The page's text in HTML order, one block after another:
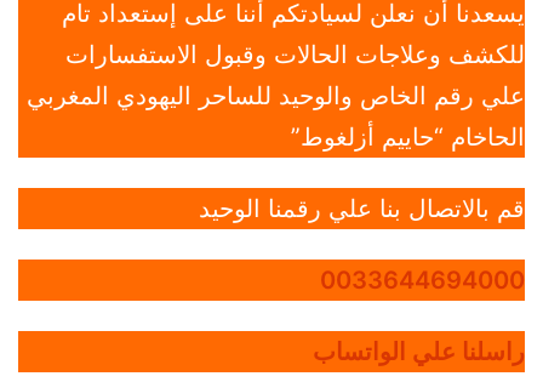
يسعدنا أن نعلن لسيادتكم أننا على إستعداد تام
للكشف وعلاجات الحالات وقبول الاستفسارات
علي رقم الخاص والوحيد للساحر اليهودي المغربي
الحاخام “حاييم أزلغوط”
قم بالاتصال بنا علي رقمنا الوحيد
0033644694000
راسلنا علي الواتساب